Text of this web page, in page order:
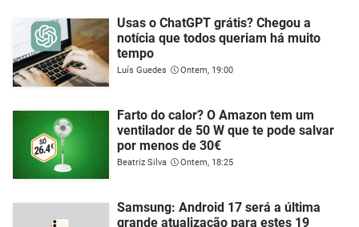
Usas o ChatGPT grátis? Chegou a
notícia que todos queriam há muito
tempo
Luís Guedes Ontem, 19:00
Farto do calor? O Amazon tem um
ventilador de 50 W que te pode salvar
por menos de 30€
Beatriz Silva Ontem, 18:25
Samsung: Android 17 será a última
grande atualização para estes 19